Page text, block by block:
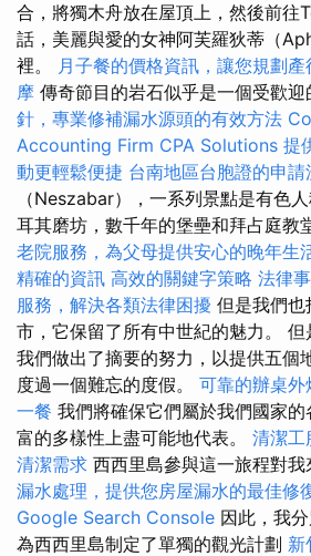
合，將獨木舟放在屋頂上，然後前往
話，美麗與愛的女神阿芙羅狄蒂（
裡。 月子餐的價格資訊，讓您規劃產
摩 傳奇節目的岩石似乎是一個受歡迎
針，專業修補漏水源頭的有效方法
Accounting Firm CPA Solutions 提
動更輕鬆便捷 台南地區台胞證的申請
（Neszabar），一系列景點是有色
耳其磨坊，數千年的堡壘和拜占庭教
老院服務，為父母提供安心的晚年生
精確的資訊 高效的關鍵字策略 法律
服務，解決各類法律困擾 但是我們也
市，它保留了所有中世紀的魅力。 但
我們做出了摘要的努力，以提供五個
度過一個難忘的度假。 可靠的辦桌
一餐 我們將確保它們屬於我們國家
富的多樣性上盡可能地代表。 清潔工
清潔需求 西西里島參與這一旅程對我
漏水處理，提供您房屋漏水的最佳修
Google Search Console 因此，我
為西西里島制定了單獨的觀光計劃 新